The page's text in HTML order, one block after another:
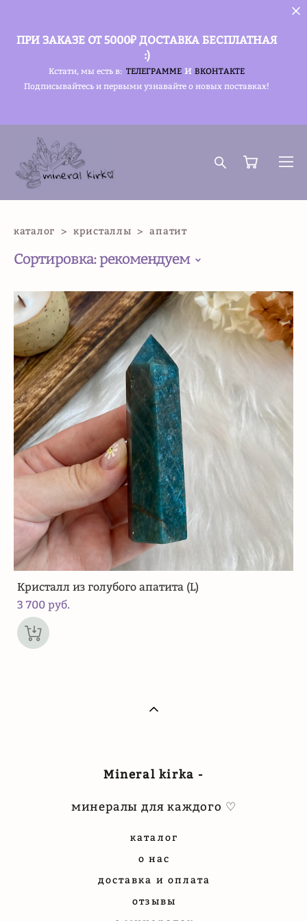
ПРИ ЗАКАЗЕ ОТ 5000₽ ДОСТАВКА БЕСПЛАТНАЯ
:)
Кстати, мы есть в: ТЕЛЕГРАММЕ и ВКОНТАКТЕ
Подписывайтесь и первыми узнавайте о новых поставках!
каталог > кристаллы > апатит
Сортировка:рекомендуем
Кристалл из голубого апатита (L)
3 700 pуб.
Mineral kirka -
минералы для каждого ♡
каталог
о нас
доставка и оплата
отзывы